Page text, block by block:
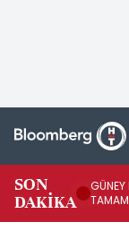
SON
DAKİKA
GÜNEY